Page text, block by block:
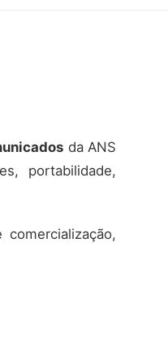
da ANS
portabilidade,